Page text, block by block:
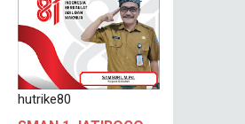
hutrike80